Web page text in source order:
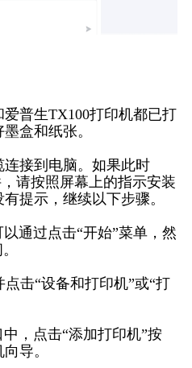
普生TX100打印机都已打
盒和纸张。
连接到电脑。如果此时
请按照屏幕上的指示安装
提示，继续以下步骤。
通过点击“开始”菜单，然
击“设备和打印机”或“打
，点击“添加打印机”按
导。